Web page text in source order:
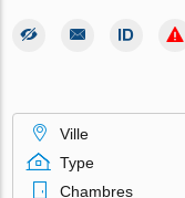
Ville
Type
Chambres